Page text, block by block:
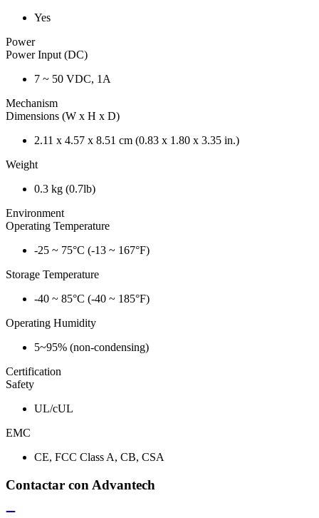
Yes
Power
Power Input (DC)
7 ~ 50 VDC, 1A
Mechanism
Dimensions (W x H x D)
2.11 x 4.57 x 8.51 cm (0.83 x 1.80 x 3.35 in.)
Weight
0.3 kg (0.7lb)
Environment
Operating Temperature
-25 ~ 75°C (-13 ~ 167°F)
Storage Temperature
-40 ~ 85°C (-40 ~ 185°F)
Operating Humidity
5~95% (non-condensing)
Certification
Safety
UL/cUL
EMC
CE, FCC Class A, CB, CSA
Contactar con Advantech